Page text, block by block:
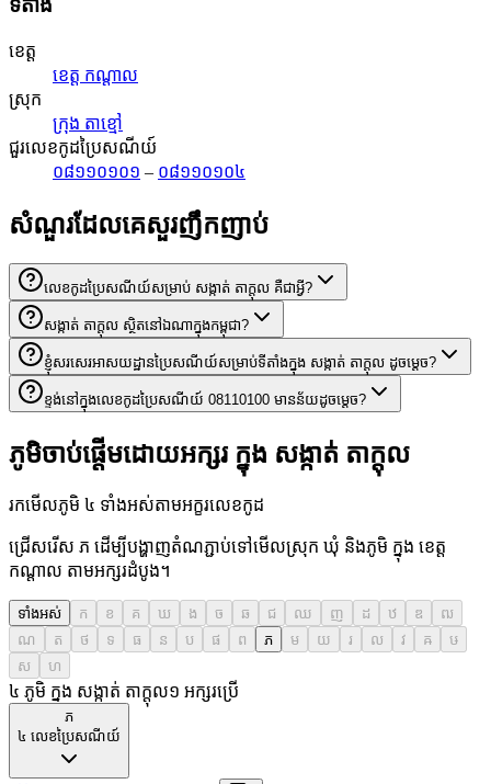
ទីតាំង
ខេត្ត
ខេត្ត កណ្តាល
ស្រុក
ក្រុង តាខ្មៅ
ជួរលេខកូដប្រៃសណីយ៍
០៨១១០១០១ – ០៨១១០១០៤
សំណួរដែលគេសួរញឹកញាប់
លេខកូដប្រៃសណីយ៍សម្រាប់ សង្កាត់ តាក្ដុល គឺជាអ្វី?
សង្កាត់ តាក្ដុល ស្ថិតនៅឯណាក្នុងកម្ពុជា?
ខ្ញុំសរសេរអាសយដ្ឋានប្រៃសណីយ៍សម្រាប់ទីតាំងក្នុង សង្កាត់ តាក្ដុល ដូចម្តេច?
ខ្ទង់នៅក្នុងលេខកូដប្រៃសណីយ៍ 08110100 មានន័យដូចម្តេច?
ភូមិចាប់ផ្តើមដោយអក្សរ ក្នុង សង្កាត់ តាក្ដុល
រកមើលភូមិ ៤ ទាំងអស់តាមអក្ខរលេខកូដ
ជ្រើសរើស ភ ដើម្បីបង្ហាញតំណភ្ជាប់ទៅមើលស្រុក ឃុំ និងភូមិ ក្នុង ខេត្ត
កណ្តាល តាមអក្សរដំបូង។
ទាំងអស់ ក ខ គ ឃ ង ច ឆ ជ ឈ ញ ដ ឋ ឌ
ឍ
ណ
ត ថ ទ ធ ន ប ផ ព ភ ម យ រ ល វ ឝ
ឞ
ស
ហ
៤ ភូមិ ក្នុង សង្កាត់ តាក្ដុល១ អក្សរប្រើ
ភ
៤ លេខប្រៃសណីយ៍